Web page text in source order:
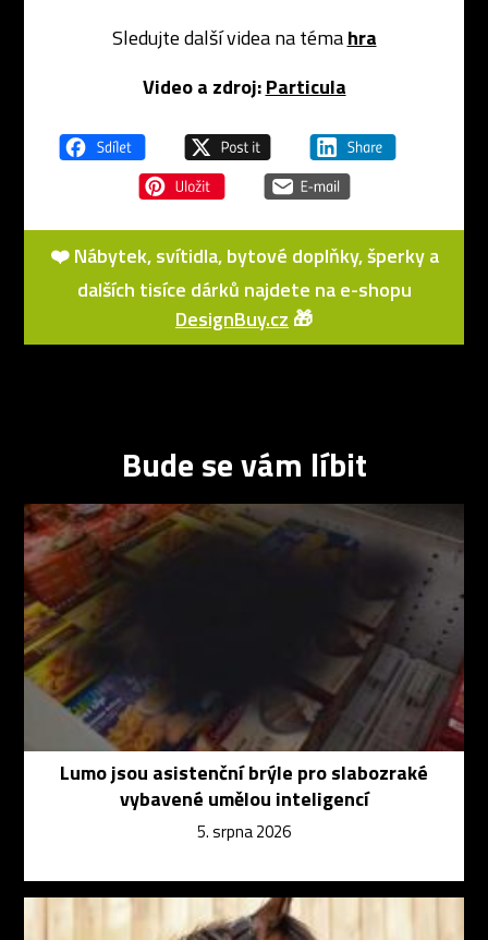
Sledujte další videa na témahra
Video a zdroj: Particula
❤️ Nábytek, svítidla, bytové doplňky, šperky a
dalších tisíce dárků najdete na e-shopu
DesignBuy.cz 🎁
Bude se vám líbit
Lumo jsou asistenční brýle pro slabozraké
vybavené umělou inteligencí
5. srpna 2026